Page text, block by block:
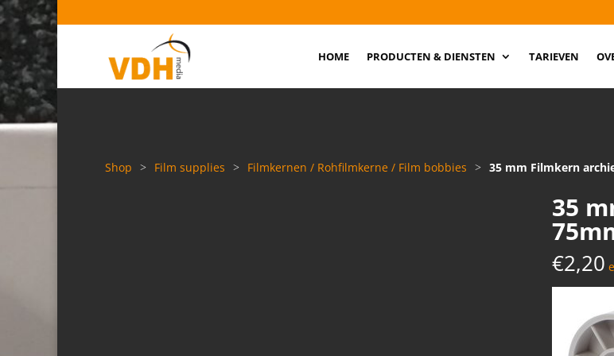
HOME PRODUCTEN & DIENSTEN TARIEVEN
Shop > Film supplies > Filmkernen / Rohfilmkerne / Film bobbies > 35 mm Filmkern
35
€2,20